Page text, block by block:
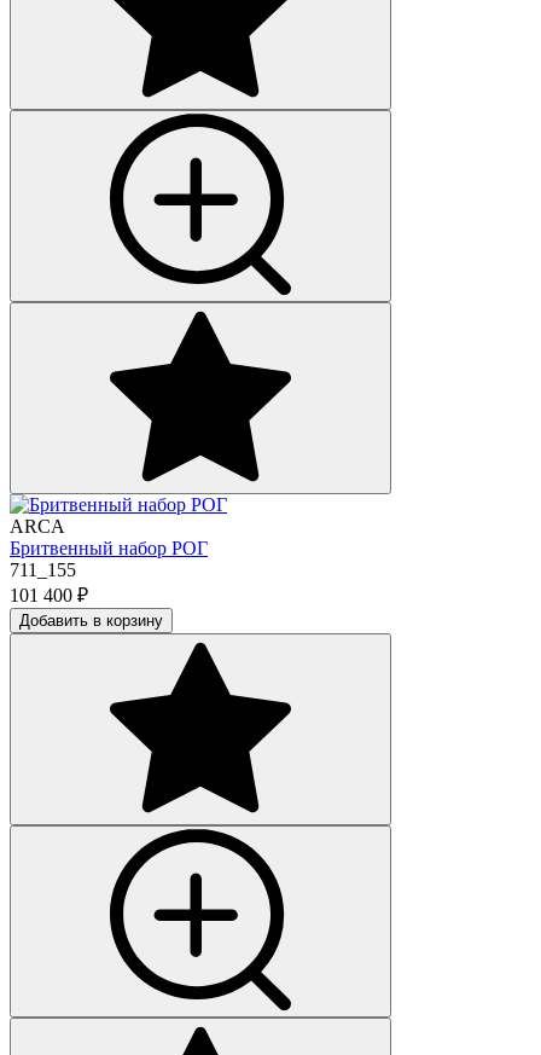
ARCA
Бритвенный набор РОГ
711_155
101 400 ₽
Добавить в корзину